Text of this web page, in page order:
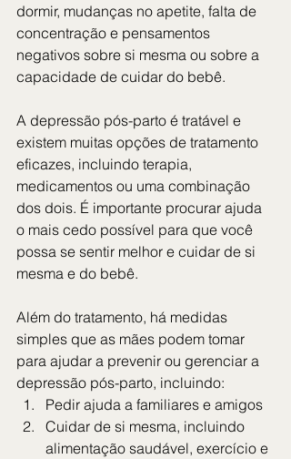
dormir, mudanças no apetite, falta de
concentração e pensamentos
negativos sobre si mesma ou sobre a
capacidade de cuidar do bebê.
A depressão pós-parto é tratável e
existem muitas opções de tratamento
eficazes, incluindo terapia,
medicamentos ou uma combinação
dos dois. É importante procurar ajuda
o mais cedo possível para que você
possa se sentir melhor e cuidar de si
mesma e do bebê.
Além do tratamento, há medidas
simples que as mães podem tomar
para ajudar a prevenir ou gerenciar a
depressão pós-parto, incluindo:
Pedir ajuda a familiares e amigos
Cuidar de si mesma, incluindo
alimentação saudável, exercício e